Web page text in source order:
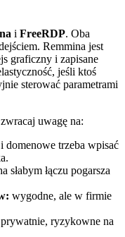
i FreeRDP. Oba
Remmina jest
graficzny i zapisane
jeśli ktoś
sterować parametrami
uwagę na:
domenowe trzeba wpisać
słabym łączu pogarsza
wygodne, ale w firmie
ryzykowne na